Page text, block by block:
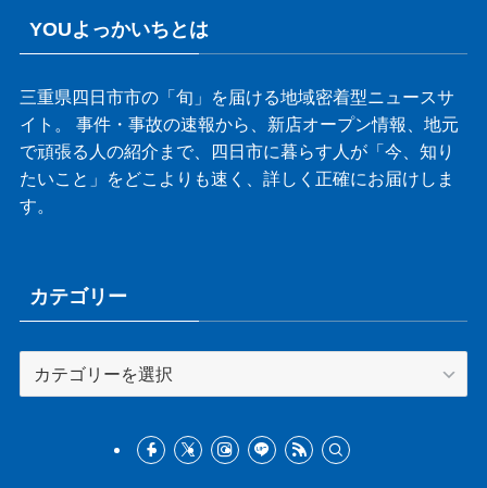
YOUよっかいちとは
三重県四日市市の「旬」を届ける地域密着型ニュースサ
イト。 事件・事故の速報から、新店オープン情報、地元
で頑張る人の紹介まで、四日市に暮らす人が「今、知り
たいこと」をどこよりも速く、詳しく正確にお届けしま
す。
カテゴリー
テ